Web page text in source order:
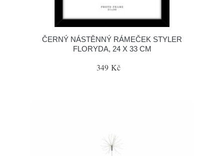
ČERNÝ NÁSTĚNNÝ RÁMEČEK STYLER
FLORYDA, 24 X 33 CM
349 Kč